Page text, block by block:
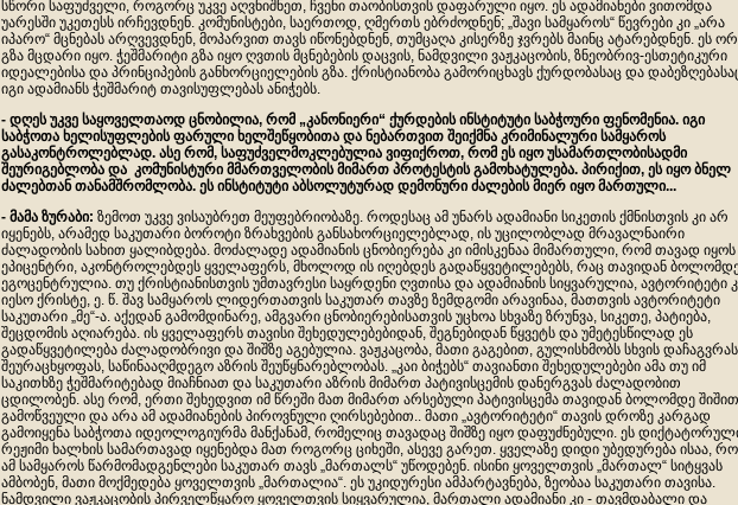
სწორი საფუძველი, როგორც უკვე აღვნიშნეთ, ჩვენი თაობისთვის დაფარული იყო. ეს ადამიანები ვითომდა
უარესში უკეთესს ირჩევდნენ. კომუნისტები, საერთოდ, ღმერთს ებრძოდნენ; „შავი სამყაროს“ წევრები კი „არა
იპარო“ მცნებას არღვევდნენ, მოპარვით თავს იწონებდნენ, თუმცაღა კისერზე ჯვრებს მაინც ატარებდნენ. ეს
გზა მცდარი იყო. ჭეშმარიტი გზა იყო ღვთის მცნებების დაცვის, ნამდვილი ვაჟკაცობის, ზნეობრივ-ესთეტიკური
იდეალებისა და პრინციპების განხორციელების გზა. ქრისტიანობა გამორიცხავს ქურდობასაც და
იგი ადამიანს ჭეშმარიტ თავისუფლებას ანიჭებს.
- დღეს უკვე საყოველთაოდ ცნობილია, რომ „კანონიერი“ ქურდების ინსტიტუტი საბჭოური ფენომენია. იგი
საბჭოთა ხელისუფლების ფარული ხელშეწყობითა და ნებართვით შეიქმნა კრიმინალური სამყაროს
გასაკონტროლებლად. ასე რომ, საფუძველმოკლებულია ვიფიქროთ, რომ ეს იყო უსამართლობისადმი
შეურიგებლობა და კომუნისტური მმართველობის მიმართ პროტესტის გამოხატულება. პირიქით, ეს იყო ბნელ
ძალებთან თანამშრომლობა. ეს ინსტიტუტი აბსოლუტურად დემონური ძალების მიერ იყო მართული...
- მამა ზურაბი: ზემოთ უკვე ვისაუბრეთ მეუფებრიობაზე. როდესაც ამ უნარს ადამიანი სიკეთის ქმნისთვის კი არ
იყენებს, არამედ საკუთარი ბოროტი ზრახვების განსახორციელებლად, ის უცილობლად მრავალნაირი
ძალადობის სახით ყალიბდება. მოძალადე ადამიანის ცნობიერება კი იმისკენაა მიმართული, რომ თავად იყოს
ეპიცენტრი, აკონტროლებდეს ყველაფერს, მხოლოდ ის იღებდეს გადაწყვეტილებებს, რაც თავიდან
ეგოცენტრულია. თუ ქრისტიანისთვის უმთავრესი საყრდენი ღვთისა და ადამიანის სიყვარულია, ავტორიტეტი
იესო ქრისტე, ე. წ. შავ სამყაროს ლიდერთათვის საკუთარ თავზე ზემდგომი არავინაა, მათთვის ავტორიტეტი
საკუთარი „მე“-ა. აქედან გამომდინარე, ამგვარი ცნობიერებისათვის უცხოა სხვაზე ზრუნვა, სიკეთე, პატიება,
შეცდომის აღიარება. ის ყველაფერს თავისი შეხედულებებიდან, შეგნებიდან წყვეტს და უმეტესწილად ეს
გადაწყვეტილება ძალადობრივი და შიშზე აგებულია. ვაჟკაცობა, მათი გაგებით, გულისხმობს სხვის
შეურაცხყოფას, საწინააღმდეგო აზრის შეუწყნარებლობას. „კაი ბიჭებს“ თავიანთი შეხედულებები ამა თუ იმ
საკითხზე ჭეშმარიტებად მიაჩნიათ და საკუთარი აზრის მიმართ პატივისცემის დანერგვას ძალადობით
ცდილობენ. ასე რომ, ერთი შეხედვით იმ წრეში მათ მიმართ არსებული პატივისცემა თავიდან ბოლომდე
გამოწვეული და არა ამ ადამიანების პიროვნული ღირსებებით.. მათი „ავტორიტეტი“ თავის დროზე კარგად
გამოიყენა საბჭოთა იდეოლოგიურმა მანქანამ, რომელიც თავადაც შიშზე იყო დაფუძნებული. ეს
რეჟიმი ხალხის სამართავად იყენებდა მათ როგორც ციხეში, ასევე გარეთ. ყველაზე დიდი უბედურება ისაა,
ამ სამყაროს წარმომადგენლები საკუთარ თავს „მართალს“ უწოდებენ. ისინი ყოველთვის „მართალ“ სიტყვას
ამბობენ, მათი მოქმედება ყოველთვის „მართალია“. ეს უკიდურესი ამპარტავნება, ზეობაა საკუთარი თავისა.
ნამდვილი ვაჟკაცობის პირველწყარო ყოველთვის სიყვარულია, მართალი ადამიანი კი - თავმდაბალი და